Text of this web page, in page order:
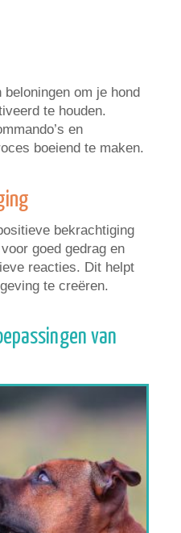
om je hond
te houden.
en
boeiend te maken.
bekrachtiging
goed gedrag en
reacties. Dit helpt
te creëren.
van